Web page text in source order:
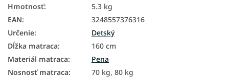
Hmotnosť:
5.3 kg
EAN:
3248557376316
Určenie:
Detský
Dĺžka matraca:
160 cm
Materiál matraca:
Pena
Nosnosť matraca:
70 kg, 80 kg